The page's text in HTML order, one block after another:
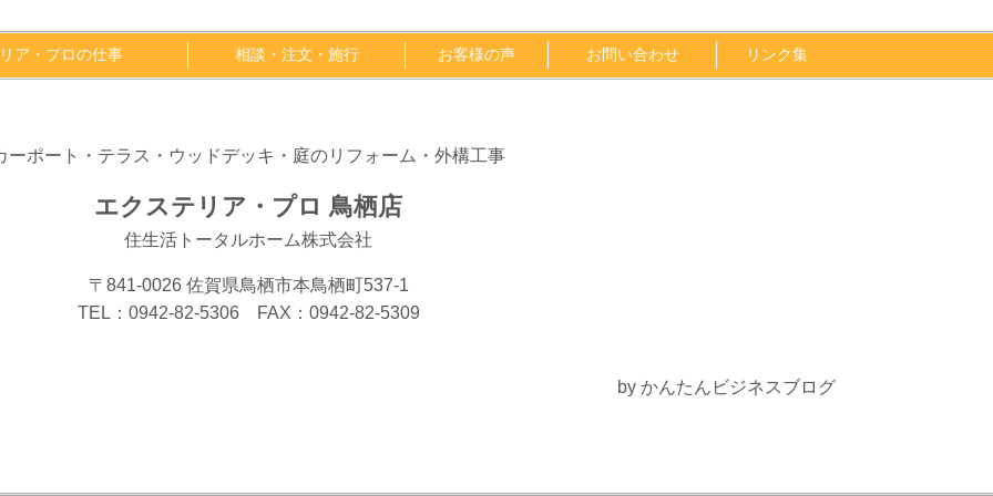
ア・プロの仕事 相談・注文・施行 お客様の声 お問い合わせ リンク集
ーポート・テラス・ウッドデッキ・庭のリフォーム・外構工事
エクステリア・プロ 鳥栖店
住生活トータルホーム株式会社
〒841-0026 佐賀県鳥栖市本鳥栖町537-1
TEL：0942-82-5306 FAX：0942-82-5309
by かんたんビジネスブログ